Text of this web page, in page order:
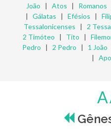
João | Atos | Romanos
| Gálatas | Efésios |
Tessalonicenses | 2
2 Timóteo | Tito |
Pedro | 2 Pedro | 1 João
|
A